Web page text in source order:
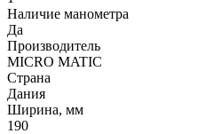
Наличие манометра
Да
Производитель
MICRO MATIC
Страна
Дания
Ширина, мм
190